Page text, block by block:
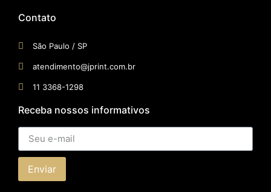
Contato
São Paulo / SP​
atendimento@jprint.com.br
11 3368-1298
Receba nossos informativos
Enviar